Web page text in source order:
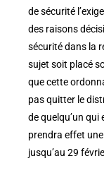
de sécurité
des raisons
sécurité dans la
sujet soit placé
que cette
pas quitter le
de quelqu’un
prendra effet
jusqu’au 29